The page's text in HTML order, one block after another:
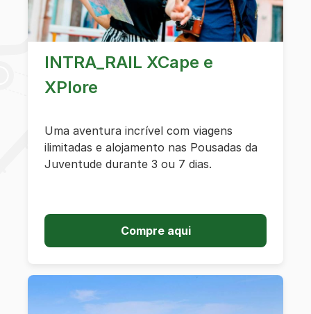
INTRA_RAIL XCape e
XPlore
Uma aventura incrível com viagens
ilimitadas e alojamento nas Pousadas da
Juventude durante 3 ou 7 dias.
Compre aqui